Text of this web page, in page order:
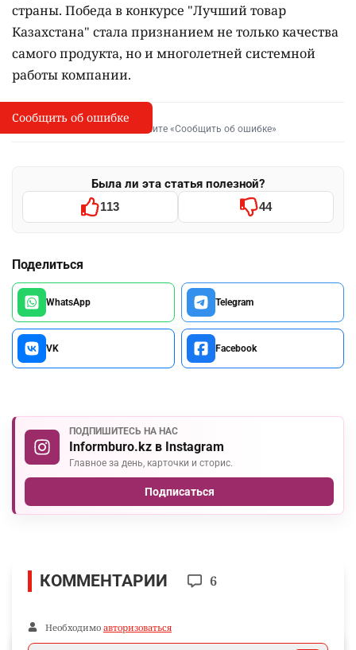
страны. Победа в конкурсе "Лучший товар
Казахстана" стала признанием не только качества
самого продукта, но и многолетней системной
работы компании.
I
Сообщить об опечатке
Выделите фрагмент и нажмите «Сообщить об ошибке»
Была ли эта статья полезной?
113 44
Поделиться
WhatsApp Telegram
VK Facebook
ПОДПИШИТЕСЬ НА НАС
Informburo.kz в Instagram
Главное за день, карточки и сторис.
Подписаться
Сообщить об ошибке
КОММЕНТАРИИ 6
Необходимо авторизоваться